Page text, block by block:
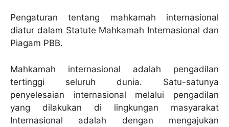
Pengaturan tentang mahkamah internasional
diatur dalam Statute Mahkamah Internasional dan
Piagam PBB.
Mahkamah internasional adalah pengadilan
tertinggi seluruh dunia. Satu-satunya
penyelesaian internasional melalui pengadilan
yang dilakukan di lingkungan masyarakat
Internasional adalah dengan mengajukan